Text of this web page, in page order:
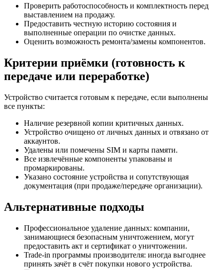
Проверить работоспособность и комплектность перед
выставлением на продажу.
Предоставить честную историю состояния и
выполненные операции по очистке данных.
Оценить возможность ремонта/замены компонентов.
Критерии приёмки (готовность к
передаче или переработке)
Устройство считается готовым к передаче, если выполнены
все пункты:
Наличие резервной копии критичных данных.
Устройство очищено от личных данных и отвязано от
аккаунтов.
Удалены или помечены SIM и карты памяти.
Все извлечённые компоненты упакованы и
промаркированы.
Указано состояние устройства и сопутствующая
документация (при продаже/передаче организации).
Альтернативные подходы
Профессиональное удаление данных: компании,
занимающиеся безопасным уничтожением, могут
предоставить акт и сертификат о уничтожении.
Trade‑in программы производителя: иногда выгоднее
принять зачёт в счёт покупки нового устройства.